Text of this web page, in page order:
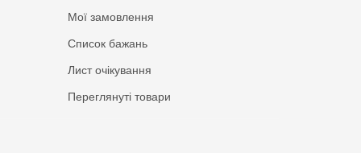
Мої замовлення
Список бажань
Лист очікування
Переглянуті товари